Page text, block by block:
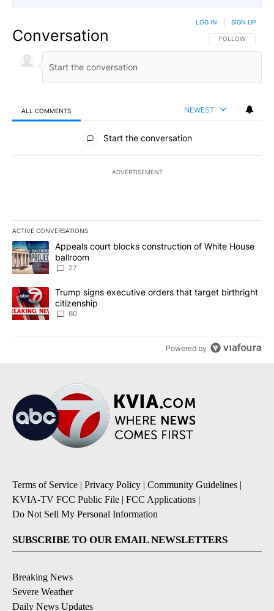
Conversation FOLLOW THIS
FOLLOW
LOG IN SIGN UP
ALL COMMENTS NEWEST
All Comments
Start the conversation
ADVERTISEMENT
ACTIVE CONVERSATIONS
The following is a list of the most commented articles in the last
A trending article titled "Appeals court blocks construction of
Appeals court blocks construction of White House
ballroom
27
A trending article titled "Trump signs executive orders that
Trump signs executive orders that target birthright
citizenship
60
Powered by
Terms of Service | Privacy Policy | Community Guidelines |
KVIA-TV FCC Public File | FCC Applications |
Do Not Sell My Personal Information
SUBSCRIBE TO OUR EMAIL NEWSLETTERS
Breaking News
Severe Weather
Daily News Updates